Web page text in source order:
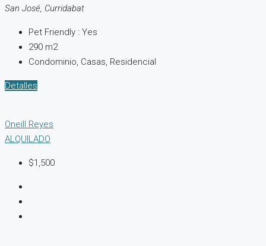
San José, Curridabat
Pet Friendly : Yes
290 m2
Condominio, Casas, Residencial
Detalles
Oneill Reyes
ALQUILADO
$1,500